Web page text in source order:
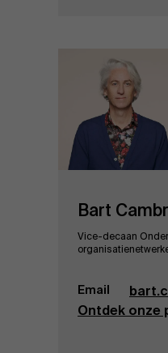
Bart
Vice-decaan
Email
Ontdek onze